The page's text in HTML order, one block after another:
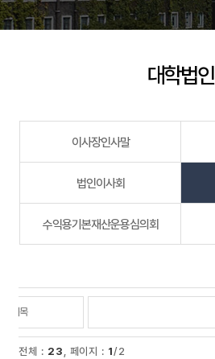
대학법인
이사장인사말
법인이사회
수익용기본재산운용심의회
전체 : 23 , 페이지 : 1/2